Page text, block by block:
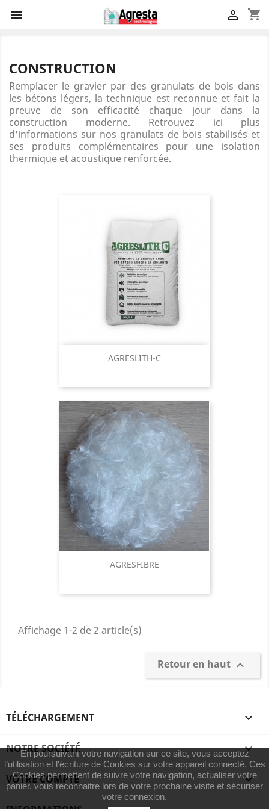
En poursuivant votre navigation sur ce site, vous acceptez
l’utilisation et l'écriture de Cookies sur votre appareil connecté. Ces
Cookies permettent de suivre votre navigation, actualiser votre
panier, vous reconnaitre lors de votre prochaine visite et sécuriser
votre connexion.
 shopping_cart

CONSTRUCTION
Remplacer le gravier par des granulats de bois dans
les bétons légers, la technique est reconnue et fait la
preuve de son efficacité chaque jour dans la
construction moderne. Retrouvez ici plus
d'informations sur nos granulats de bois stabilisés et
ses produits complémentaires pour une isolation
thermique et acoustique renforcée.
AGRESLITH-C
AGRESFIBRE
Affichage 1-2 de 2 article(s)
Retour en haut 
TÉLÉCHARGEMENT 
NOTRE SOCIÉTÉ 
VOTRE COMPTE 